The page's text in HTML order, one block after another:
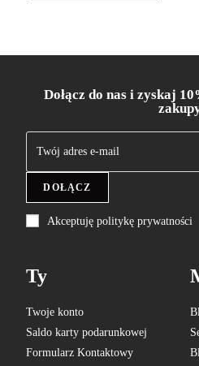
Dołącz do nas i zyskaj
DOŁĄCZ
Akceptuję politykę prywatności
Ty
Twoje konto
Saldo karty podarunkowej
Formularz Kontaktowy